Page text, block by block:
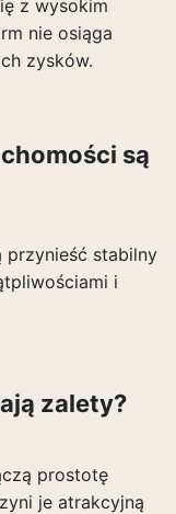
z wysokim
nie osiąga
zysków.
są
przynieść stabilny
i
zalety?
prostotę
je atrakcyjną